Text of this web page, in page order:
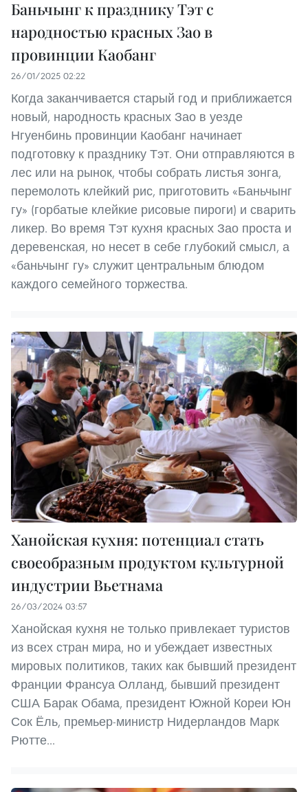
Баньчынг к празднику Тэт с
народностью красных Зао в
провинции Каобанг
26/01/2025 02:22
Когда заканчивается старый год и приближается
новый, народность красных Зао в уезде
Нгуенбинь провинции Каобанг начинает
подготовку к празднику Тэт. Они отправляются в
лес или на рынок, чтобы собрать листья зонга,
перемолоть клейкий рис, приготовить «Баньчынг
гу» (горбатые клейкие рисовые пироги) и сварить
ликер. Во время Тэт кухня красных Зао проста и
деревенская, но несет в себе глубокий смысл, а
«баньчынг гу» служит центральным блюдом
каждого семейного торжества.
Ханойская кухня: потенциал стать
своеобразным продуктом культурной
индустрии Вьетнама
26/03/2024 03:57
Ханойская кухня не только привлекает туристов
из всех стран мира, но и убеждает известных
мировых политиков, таких как бывший президент
Франции Франсуа Олланд, бывший президент
США Барак Обама, президент Южной Кореи Юн
Сок Ёль, премьер-министр Нидерландов Марк
Рютте...